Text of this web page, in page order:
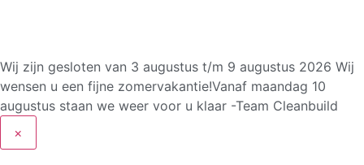
Wij zijn gesloten van 3 augustus t/m 9 augustus 2026 Wij
wensen u een fijne zomervakantie!Vanaf maandag 10
augustus staan we weer voor u klaar -Team Cleanbuild
×